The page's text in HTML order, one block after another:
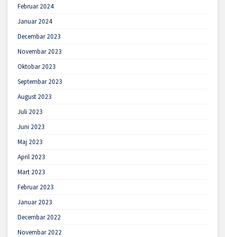
Februar 2024
Januar 2024
Decembar 2023
Novembar 2023
Oktobar 2023
Septembar 2023
August 2023
Juli 2023
Juni 2023
Maj 2023
April 2023
Mart 2023
Februar 2023
Januar 2023
Decembar 2022
Novembar 2022